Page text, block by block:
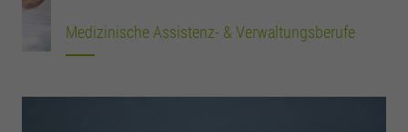
Medizinische Assistenz- & Verwaltungsberufe